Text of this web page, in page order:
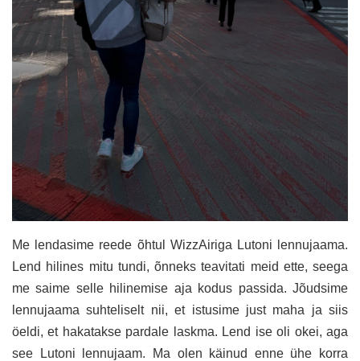
Me lendasime reede õhtul WizzAiriga Lutoni lennujaama.
Lend hilines mitu tundi, õnneks teavitati meid ette, seega
me saime selle hilinemise aja kodus passida. Jõudsime
lennujaama suhteliselt nii, et istusime just maha ja siis
öeldi, et hakatakse pardale laskma. Lend ise oli okei, aga
see Lutoni lennujaam. Ma olen käinud enne ühe korra